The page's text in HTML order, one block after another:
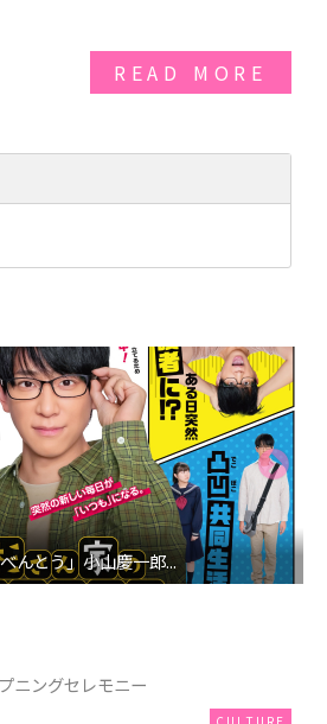
READ MORE
んとう」小山慶一郎...
ニングセレモニー